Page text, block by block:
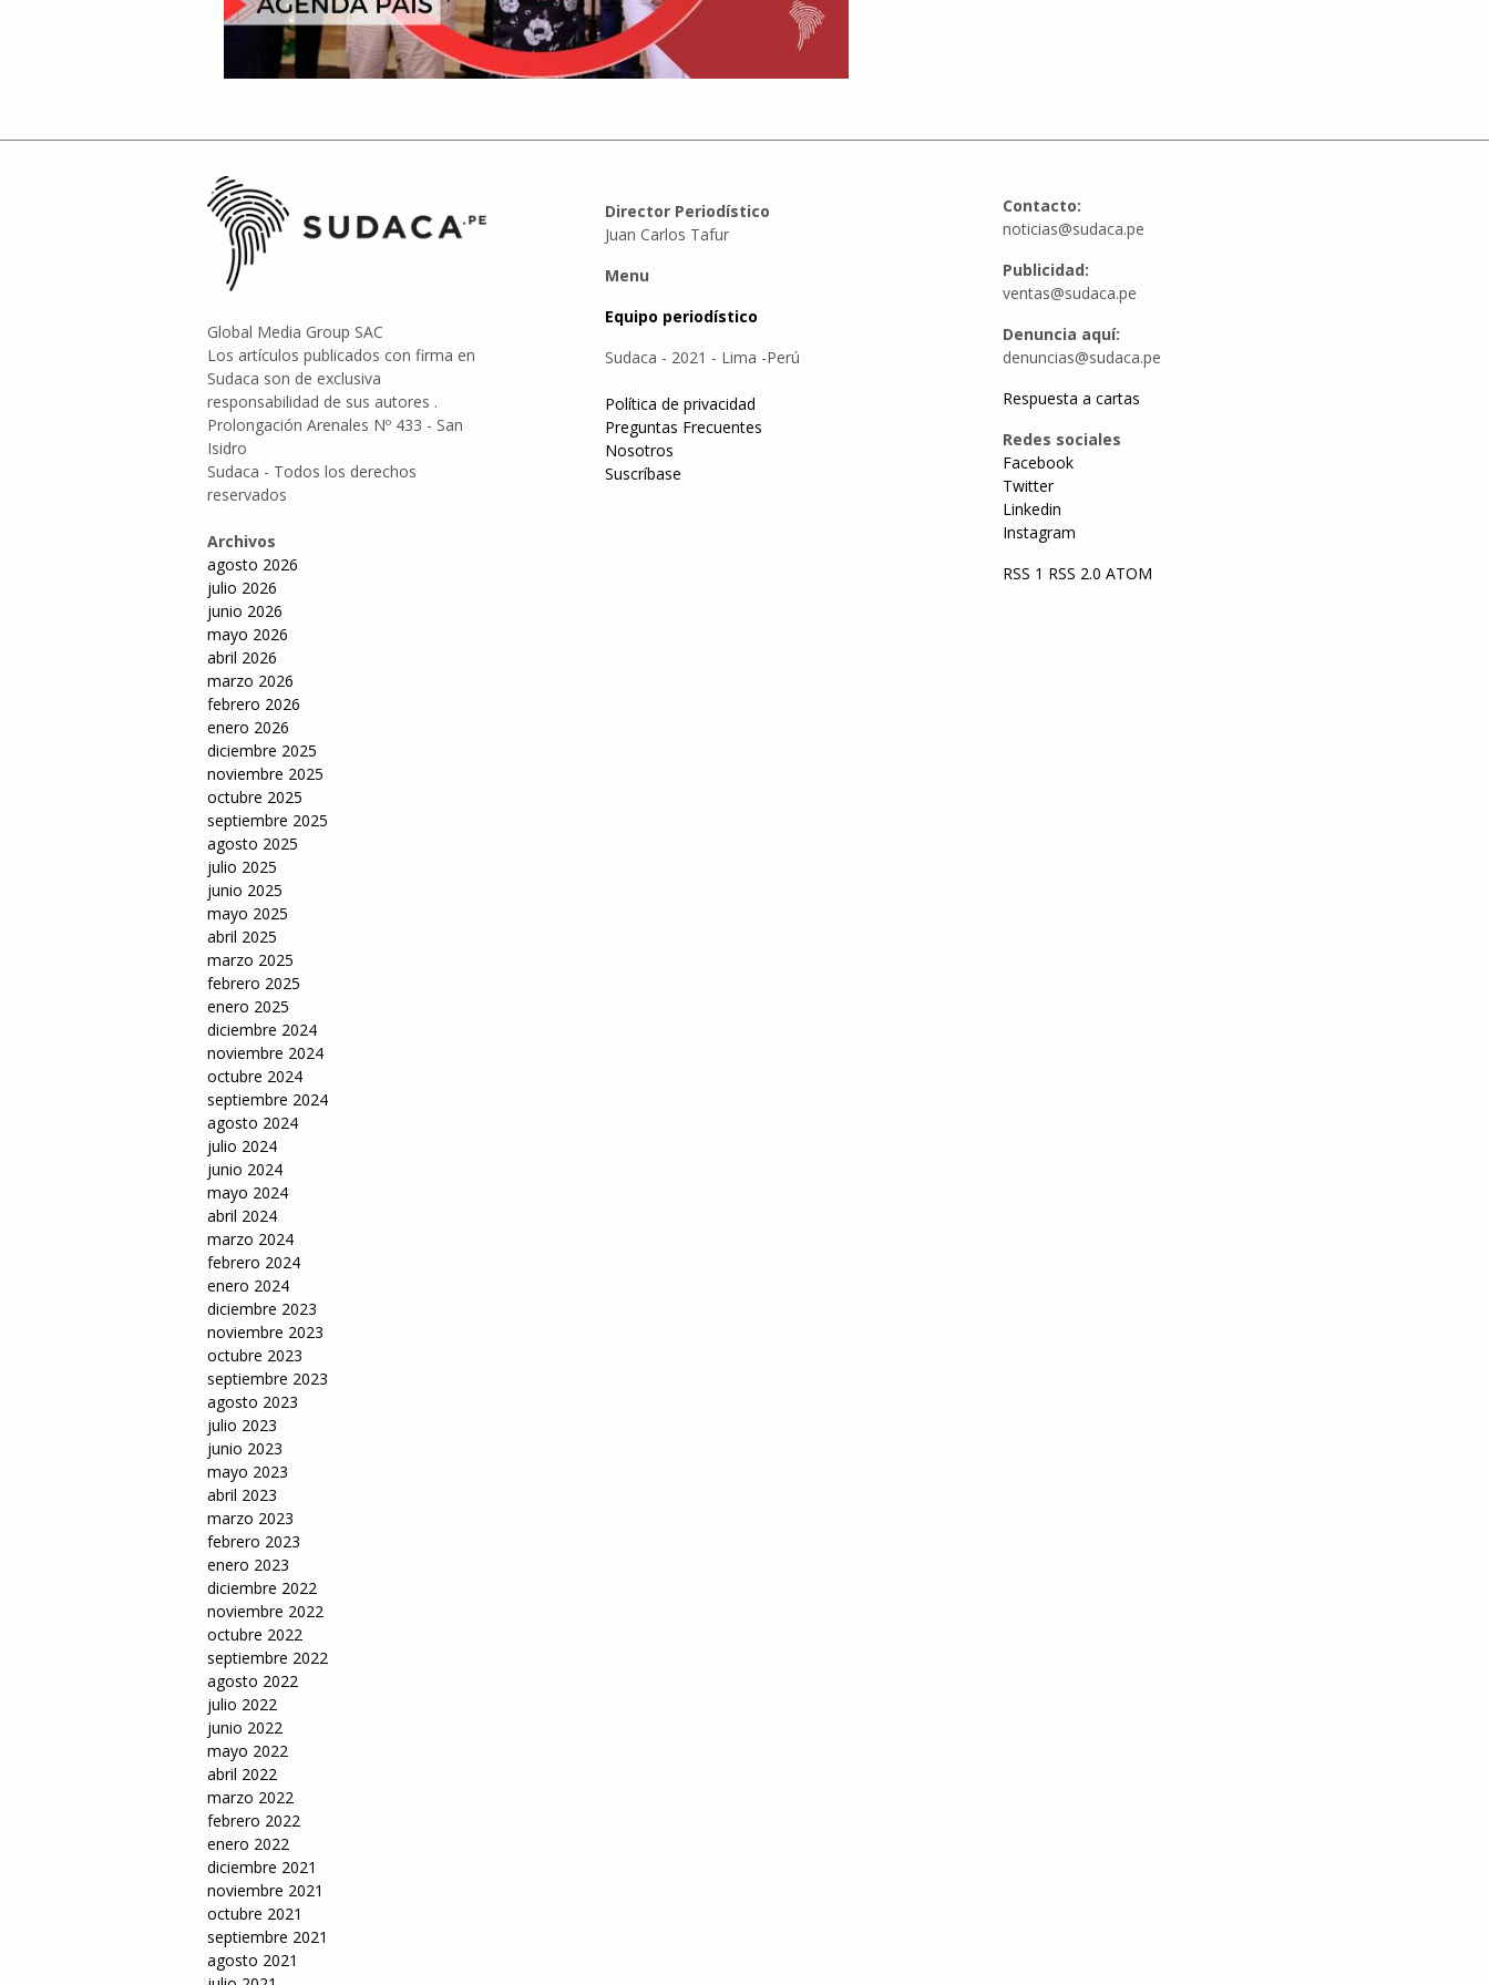
Global Media Group SAC
Los artículos publicados con firma en
Sudaca son de exclusiva
responsabilidad de sus autores .
Prolongación Arenales Nº 433 - San
Isidro
Sudaca - Todos los derechos
reservados
Archivos
agosto 2026
julio 2026
junio 2026
mayo 2026
abril 2026
marzo 2026
febrero 2026
enero 2026
diciembre 2025
noviembre 2025
octubre 2025
septiembre 2025
agosto 2025
julio 2025
junio 2025
mayo 2025
abril 2025
marzo 2025
febrero 2025
enero 2025
diciembre 2024
noviembre 2024
octubre 2024
septiembre 2024
agosto 2024
julio 2024
junio 2024
mayo 2024
abril 2024
marzo 2024
febrero 2024
enero 2024
diciembre 2023
noviembre 2023
octubre 2023
septiembre 2023
agosto 2023
julio 2023
junio 2023
mayo 2023
abril 2023
marzo 2023
febrero 2023
enero 2023
diciembre 2022
noviembre 2022
octubre 2022
septiembre 2022
agosto 2022
julio 2022
junio 2022
mayo 2022
abril 2022
marzo 2022
febrero 2022
enero 2022
diciembre 2021
noviembre 2021
octubre 2021
septiembre 2021
agosto 2021
Director Periodístico
Juan Carlos Tafur
Menu
Equipo periodístico
Sudaca - 2021 - Lima -Perú
Política de privacidad
Preguntas Frecuentes
Nosotros
Suscríbase
Contacto:
noticias@sudaca.pe
Publicidad:
ventas@sudaca.pe
Denuncia aquí:
denuncias@sudaca.pe
Respuesta a cartas
Redes sociales
Facebook
Twitter
Linkedin
Instagram
RSS 1 RSS 2.0 ATOM